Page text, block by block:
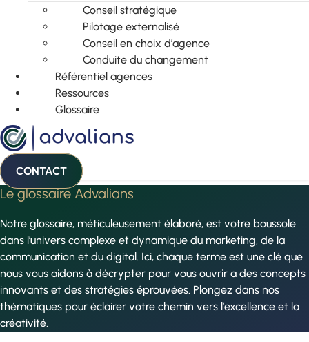
Conseil stratégique
Pilotage externalisé
Conseil en choix d’agence
Conduite du changement
Référentiel agences
Ressources
Glossaire
CONTACT
Le glossaire Advalians
Notre glossaire, méticuleusement élaboré, est votre boussole
dans l’univers complexe et dynamique du marketing, de la
communication et du digital. Ici, chaque terme est une clé que
nous vous aidons à décrypter pour vous ouvrir a des concepts
innovants et des stratégies éprouvées. Plongez dans nos
thématiques pour éclairer votre chemin vers l’excellence et la
créativité.